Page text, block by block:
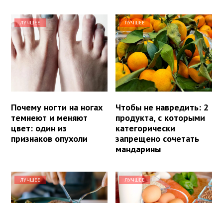
ЛУЧШЕЕ
Почему ногти на ногах
темнеют и меняют
цвет: один из
признаков опухоли
ЛУЧШЕЕ
Чтобы не навредить: 2
продукта, с которыми
категорически
запрещено сочетать
мандарины
ЛУЧШЕЕ ЛУЧШЕЕ